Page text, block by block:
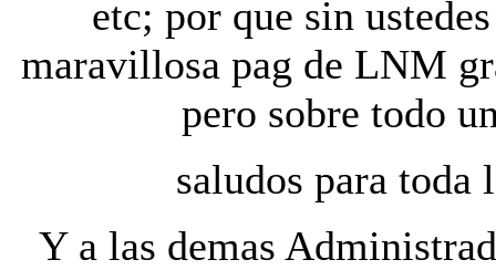
etc; por que sin
maravillosa pag de LNM
pero sobre todo
saludos para
Y a las demas